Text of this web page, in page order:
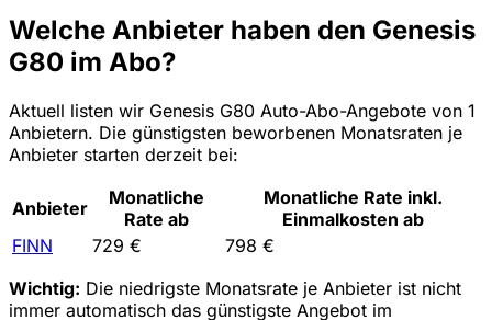
Welche Anbieter haben den Genesis
G80 im Abo?
Aktuell listen wir Genesis G80 Auto-Abo-Angebote von 1
Anbietern. Die günstigsten beworbenen Monatsraten je
Anbieter starten derzeit bei:
Anbieter
Monatliche
Rate ab
Monatliche Rate inkl.
Einmalkosten ab
FINN
729 €
798 €
Wichtig: Die niedrigste Monatsrate je Anbieter ist nicht
immer automatisch das günstigste Angebot im